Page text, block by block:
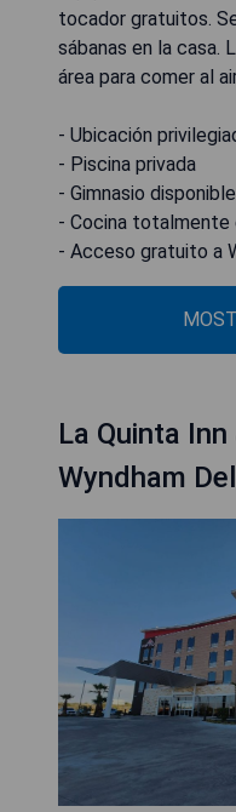
tocador gratuitos.
sábanas en la casa.
área para comer al
- Ubicación
- Piscina privada
- Gimnasio disponible
- Cocina totalmente
- Acceso gratuito a
La Quinta
Wyndham